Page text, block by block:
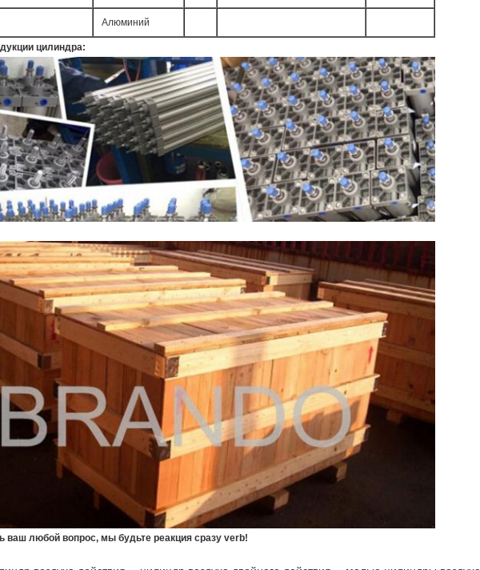
Алюминий
цилиндра:
ваш любой вопрос, мы будьте реакция сразу verb!